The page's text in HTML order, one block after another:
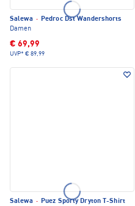
Salewa · Pedroc Dst Wandershorts
Damen
€ 69,99
UVP* € 89,99
Salewa · Puez Sporty Dryton T-Shirt